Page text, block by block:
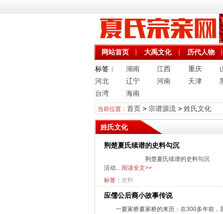
网站首页 大禹文化 历代人物
标签： 湖南 江西 重庆
河北
辽宁 河南 天津
台湾
海南
当前位置： 首页> 宗谱源流> 姓氏文化
姓氏文化
荆楚夏氏续谱的史料勾沉
荆楚夏氏续谱的史料勾沉
活动... 阅读全文>>
标签： 史料
应儒公后裔小故事传说
一夏家桥夏家桥的来历：在300多年前